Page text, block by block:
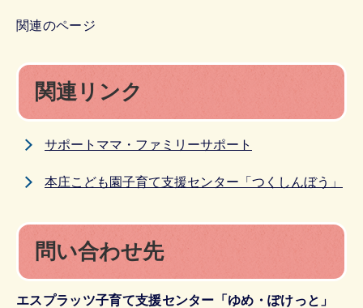
関連のページ
関連リンク
サポートママ・ファミリーサポート
本庄こども園子育て支援センター「つくしんぼう」
問い合わせ先
エスプラッツ子育て支援センター「ゆめ・ぽけっと」